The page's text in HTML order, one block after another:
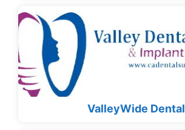
ValleyWide Dental